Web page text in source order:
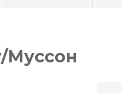
Муссон